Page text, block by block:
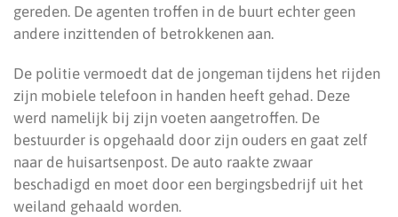
gereden. De agenten troffen in de buurt echter geen
andere inzittenden of betrokkenen aan.
De politie vermoedt dat de jongeman tijdens het rijden
zijn mobiele telefoon in handen heeft gehad. Deze
werd namelijk bij zijn voeten aangetroffen. De
bestuurder is opgehaald door zijn ouders en gaat zelf
naar de huisartsenpost. De auto raakte zwaar
beschadigd en moet door een bergingsbedrijf uit het
weiland gehaald worden.